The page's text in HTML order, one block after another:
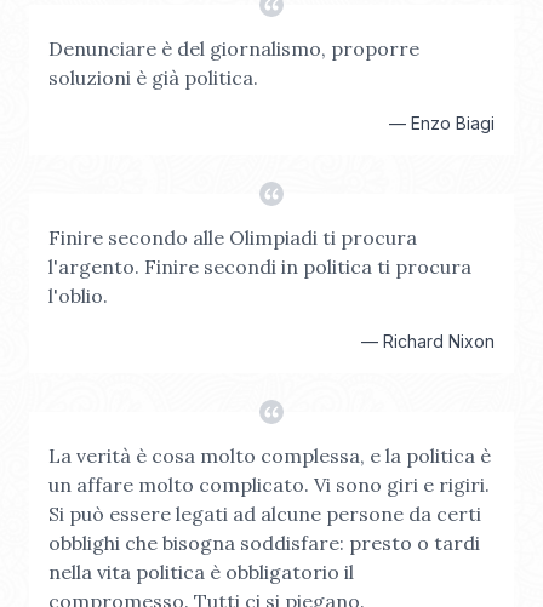
Denunciare è del giornalismo, proporre
soluzioni è già politica.
— Enzo Biagi
Finire secondo alle Olimpiadi ti procura
l'argento. Finire secondi in politica ti procura
l'oblio.
— Richard Nixon
La verità è cosa molto complessa, e la politica è
un affare molto complicato. Vi sono giri e rigiri.
Si può essere legati ad alcune persone da certi
obblighi che bisogna soddisfare: presto o tardi
nella vita politica è obbligatorio il
compromesso. Tutti ci si piegano.